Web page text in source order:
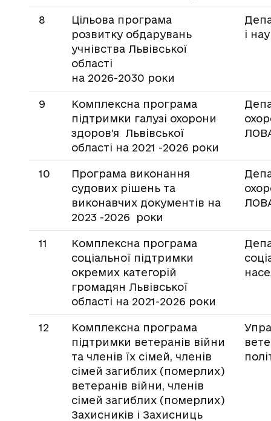
8
Цільова програма
розвитку обдарувань
учнівства Львівської
області
на 2026-2030 роки
і
9
Комплексна програма
підтримки галузі охорони
здоров’я Львівської
області на 2021 -2026 роки
10
Програма виконання
судових рішень та
виконавчих документів на
2023 -2026 роки
11
Комплексна програма
соціальної підтримки
окремих категорій
громадян Львівської
області на 2021-2026 роки
12
Комплексна програма
підтримки ветеранів війни
та членів їх сімей, членів
сімей загиблих (померлих)
ветеранів війни, членів
сімей загиблих (померлих)
Захисників і Захисниць